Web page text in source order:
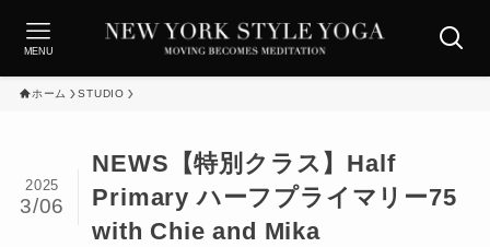
MENU
ホーム STUDIO
NEWS【特別クラス】Half
Primary ハーフプライマリー75
with Chie and Mika
2025
3/06